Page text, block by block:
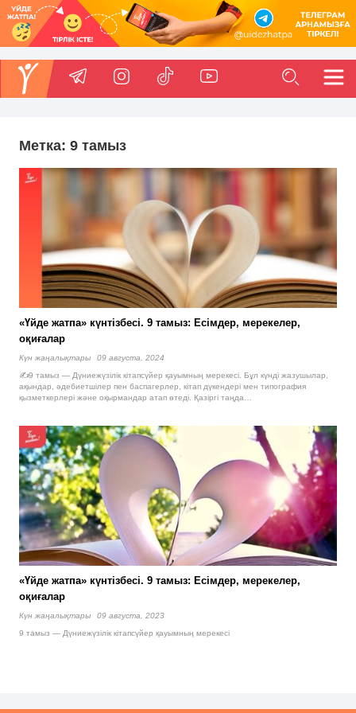
Метка: 9 тамыз
«Үйде жатпа» күнтізбесі. 9 тамыз: Есімдер, мерекелер,
оқиғалар
Күн жаңалықтары
09 августа, 2024
✍️9 тамыз — Дүниежүзілік кітапсүйер қауымның мерекесі. Бұл күнді жазушылар,
ақындар, әдебиетшілер пен баспагерлер, кітап дүкендері мен типография
қызметкерлері және оқырмандар атап өтеді. Қазіргі таңда…
«Үйде жатпа» күнтізбесі. 9 тамыз: Есімдер, мерекелер,
оқиғалар
Күн жаңалықтары
09 августа, 2023
9 тамыз — Дүниежүзілік кітапсүйер қауымның мерекесі